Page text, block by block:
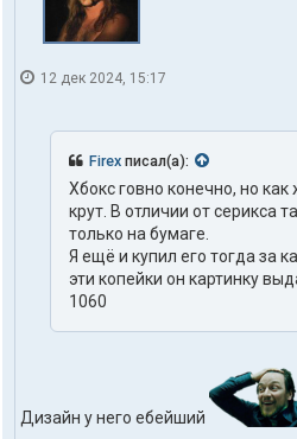
12 дек 2024, 15:17
Firex писал(а):
Хбокс говно конечно, но
крут. В отличии от серикса
только на бумаге.
Я ещё и купил его тогда за
эти копейки он картинку
1060
Дизайн у него ебейший